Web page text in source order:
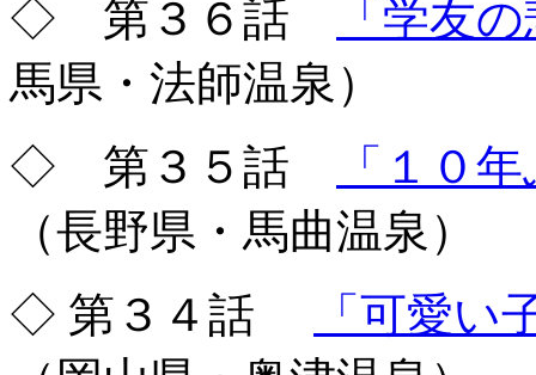
◇ 第３６話
「学友
馬県・法師温泉）
◇ 第３５話
「１０
（長野県・馬曲温泉）
◇ 第３４話
「可愛い